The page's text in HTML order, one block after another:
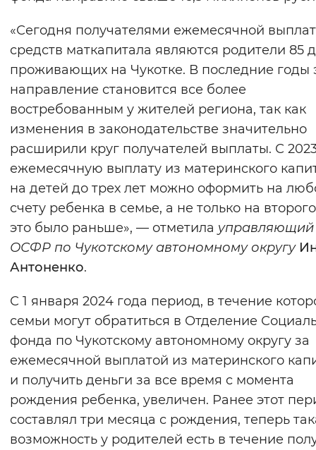
«Сегодня получателями ежемесячной
средств маткапитала являются родители 85
проживающих на Чукотке. В последние годы
направление становится все более
востребованным у жителей региона, так как
изменения в законодательстве значительно
расширили круг получателей выплаты. С
ежемесячную выплату из материнского
на детей до трех лет можно оформить на
счету ребенка в семье, а не только на
это было раньше», — отметила управляющий
ОСФР по Чукотскому автономному округу
Антоненко.
С 1 января 2024 года период, в течение
семьи могут обратиться в Отделение
фонда по Чукотскому автономному округу за
ежемесячной выплатой из материнского
и получить деньги за все время с момента
рождения ребенка, увеличен. Ранее этот
составлял три месяца с рождения, теперь
возможность у родителей есть в течение